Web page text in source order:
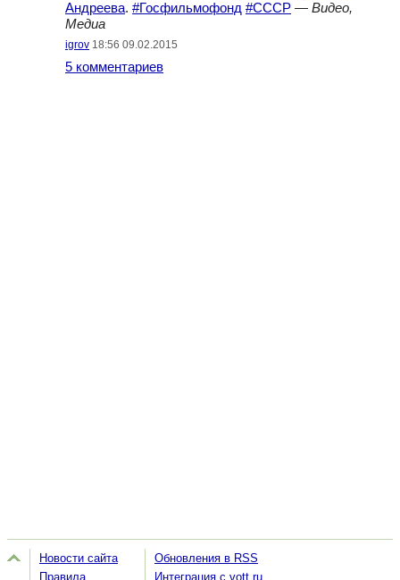
Андреева. #Госфильмофонд #СССР — Видео,
Медиа
igrov 18:56 09.02.2015
5 комментариев
Новости сайта
Правила
Обновления в RSS
Интеграция с vott.ru